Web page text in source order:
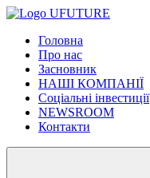
Головна
Про нас
Засновник
НАШІ КОМПАНІЇ
Соціальні інвестиції
NEWSROOM
Контакти